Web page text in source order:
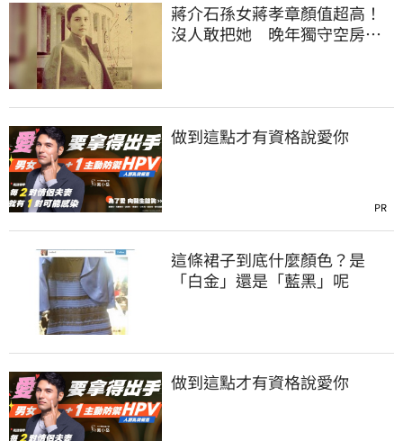
蔣介石孫女蔣孝章顏值超高！
沒人敢把她 晚年獨守空房受
做到這點才有資格說愛你
PR
這條裙子到底什麼顏色？是
「白金」還是「藍黑」呢
做到這點才有資格說愛你